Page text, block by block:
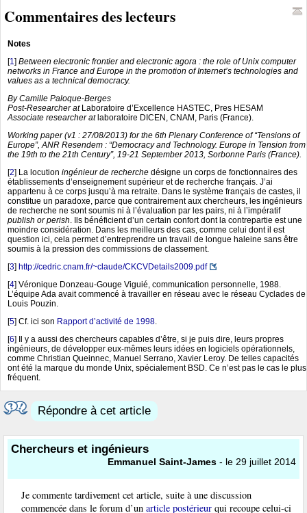
Commentaires des lecteurs
Notes
[1] Between electronic frontier and electronic agora : the role of Unix computer
networks in France and Europe in the promotion of Internet’s technologies and
values as a technical democracy.
By Camille Paloque-Berges
Post-Researcher atLaboratoire d’Excellence HASTEC, Pres HESAM
Associate researcher atlaboratoire DICEN, CNAM, Paris (France).
Working paper (v1 : 27/08/2013) for the 6th Plenary Conference of “Tensions of
Europe”, ANR Resendem : “Democracy and Technology. Europe in Tension from
the 19th to the 21th Century”, 19-21 September 2013, Sorbonne Paris (France).
[2] La locution ingénieur de recherche désigne un corps de fonctionnaires des
établissements d’enseignement supérieur et de recherche français. J’ai
appartenu à ce corps jusqu’à ma retraite. Dans le système français de castes, il
constitue un paradoxe, parce que contrairement aux chercheurs, les ingénieurs
de recherche ne sont soumis ni à l’évaluation par les pairs, ni à l’impératif
publish or perish. Ils bénéficient d’un certain confort dont la contrepartie est une
moindre considération. Dans les meilleurs des cas, comme celui dont il est
question ici, cela permet d’entreprendre un travail de longue haleine sans être
soumis à la pression des commissions de classement.
[3] http://cedric.cnam.fr/~claude/CKCVDetails2009.pdf
[4] Véronique Donzeau-Gouge Viguié, communication personnelle, 1988.
L’équipe Ada avait commencé à travailler en réseau avec le réseau Cyclades de
Louis Pouzin.
[5] Cf. ici son Rapport d’activité de 1998.
[6]
Il y a aussi des chercheurs capables d’être, si je puis dire, leurs propres
ingénieurs, de développer eux-mêmes leurs idées en logiciels opérationnels,
comme Christian Queinnec, Manuel Serrano, Xavier Leroy. De telles capacités
ont été la marque du monde Unix, spécialement BSD. Ce n’est pas le cas le plus
fréquent.
Répondre à cet article
Chercheurs et ingénieurs
Emmanuel Saint-James - le 29 juillet 2014
Je commente tardivement cet article, suite à une discussion
commencée dans le forum d’un article postérieur qui recoupe celui-ci